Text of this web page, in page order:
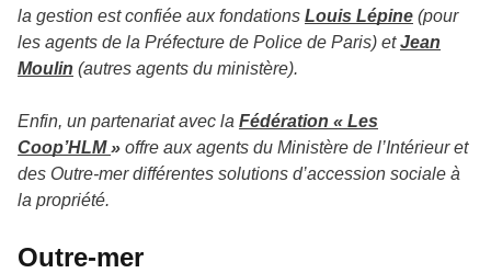
la gestion est confiée aux fondations Louis Lépine (pour
les agents de la Préfecture de Police de Paris) et Jean
Moulin (autres agents du ministère).
Enfin, un partenariat avec la Fédération « Les
Coop’HLM» offre aux agents du Ministère de l’Intérieur et
des Outre-mer différentes solutions d’accession sociale à
la propriété.
Outre-mer